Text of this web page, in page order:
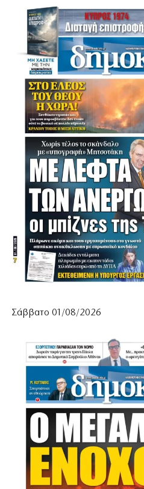
Σάββατο 01/08/2026